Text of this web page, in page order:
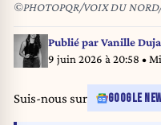
©PHOTOPQR/VOIX DU
Publié parVanille
9 juin 2026 à 20:58 •
Suis-nous sur GOOGLE